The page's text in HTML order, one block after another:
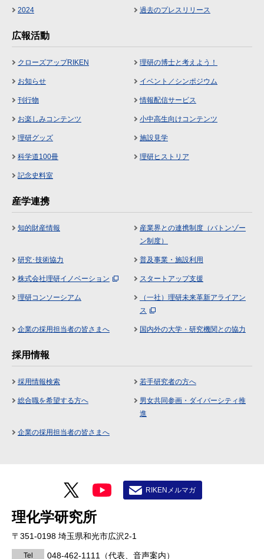
2024 過去のプレスリリース
広報活動
クローズアップRIKEN 理研の博士と考えよう！
お知らせ イベント／シンポジウム
刊行物 情報配信サービス
お楽しみコンテンツ 小中高生向けコンテンツ
理研グッズ 施設見学
科学道100冊 理研ヒストリア
記念史料室
産学連携
知的財産情報
産業界との連携制度（バトンゾー
ン制度）
研究･技術協力 普及事業・施設利用
株式会社理研イノベーション スタートアップ支援
理研コンソーシアム
（一社）理研未来革新アライアン
ス
企業の採用担当者の皆さまへ 国内外の大学・研究機関との協力
採用情報
採用情報検索 若手研究者の方へ
総合職を希望する方へ
男女共同参画・ダイバーシティ推
進
企業の採用担当者の皆さまへ
理化学研究所
〒351-0198 埼玉県和光市広沢2-1
Tel 048-462-1111 （代表、音声案内）
RIKENメルマガ